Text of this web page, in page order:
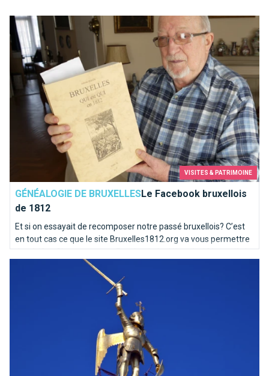
VISITES & PATRIMOINE
GÉNÉALOGIE DE BRUXELLESLe Facebook bruxellois
de 1812
Et si on essayait de recomposer notre passé bruxellois? C’est
en tout cas ce que le site Bruxelles1812.org va vous permettre
de vérifier. C’est un peu un Facebook du début du 19ème siècle
! Un site pour les généalogistes et les curieux.
Le Facebook bruxellois de 1812
Qui es-tu Saint-Michel ?